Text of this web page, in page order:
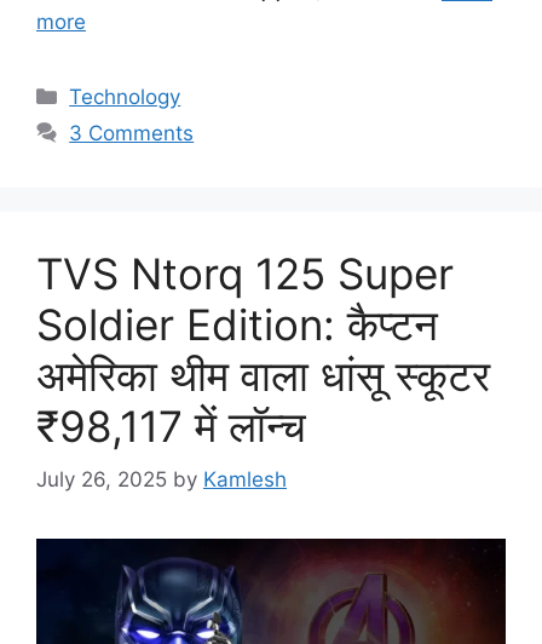
more
Categories
Technology
3 Comments
TVS Ntorq 125 Super
Soldier Edition: कैप्टन
अमेरिका थीम वाला धांसू स्कूटर
₹98,117 में लॉन्च
July 26, 2025 by Kamlesh